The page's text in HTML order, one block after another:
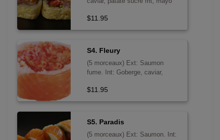
$11.95
S4. Fleury
(5 morceaux) Ext: Saumon
fume. Int: Goberge, caviar,
sans poisson cru
$11.95
S5. Paradis
(5 morceaux) Ext: Saumon. Int: